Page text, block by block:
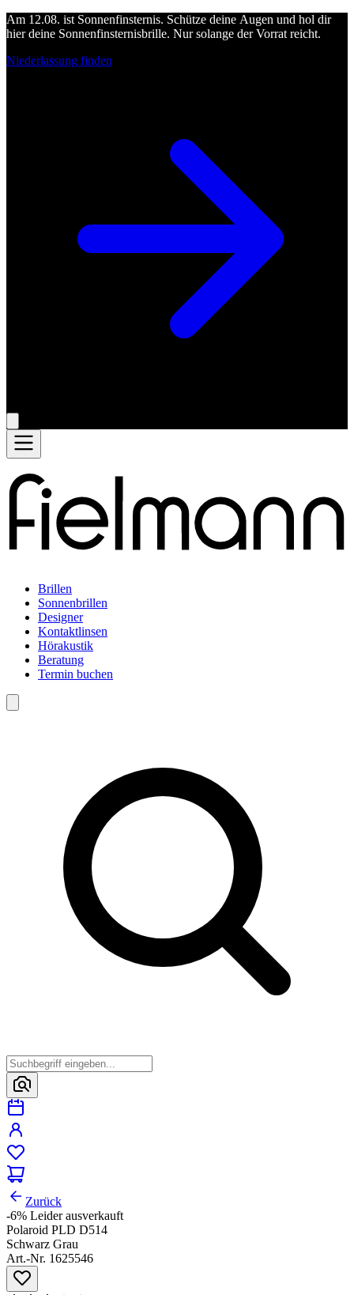
Am 12.08. ist Sonnenfinsternis. Schütze deine Augen und hol dir
hier deine Sonnenfinsternisbrille. Nur solange der Vorrat reicht.
Niederlassung finden
Brillen
Sonnenbrillen
Designer
Kontaktlinsen
Hörakustik
Beratung
Termin buchen
Zurück
-6% Leider ausverkauft
Polaroid PLD D514
Schwarz Grau
Art.-Nr. 1625546